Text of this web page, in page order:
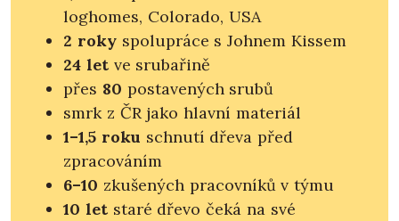
loghomes, Colorado, USA
2 rokyspolupráce s Johnem Kissem
24 letve srubařině
přes 80 postavených srubů
smrk z ČR jako hlavní materiál
1–1,5 roku schnutí dřeva před
zpracováním
6–10 zkušených pracovníků v týmu
10 letstaré dřevo čeká na své